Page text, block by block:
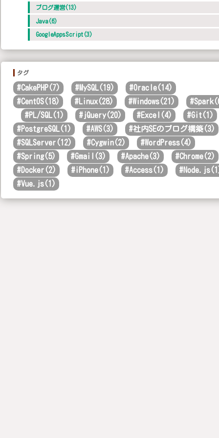
ブログ運営(13)
Java(6)
GoogleAppsScript(3)
タグ
#CakePHP(7) #MySQL(19) #Oracle(14)
#CentOS(18) # Linux(28) #Windows(21) #
#PL/SQL(1) #jQuery(20) #Excel(4) #Git(1)
#PostgreSQL(1) #AWS(3) #社内SEのブログ構築(3)
#SQLServer(12) #Cygwin(2) #WordPress(4)
#Spring(5) #Gmail(3) #Apache(3) #Chrome(2)
#Docker(2) #iPhone(1) #Access(1) #
#Vue.js(1)